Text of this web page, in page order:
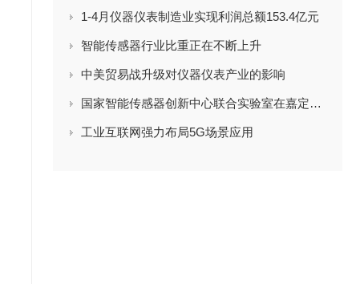
1-4月仪器仪表制造业实现利润总额153.4亿元
智能传感器行业比重正在不断上升
中美贸易战升级对仪器仪表产业的影响
国家智能传感器创新中心联合实验室在嘉定正式启用
工业互联网强力布局5G场景应用